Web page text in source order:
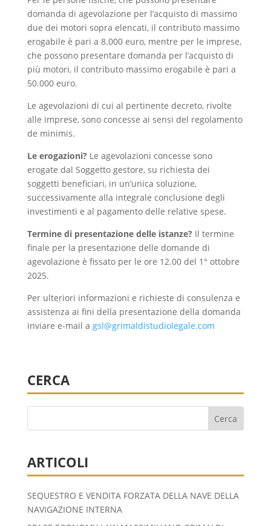
domanda di agevolazione per l’acquisto di massimo
due dei motori sopra elencati, il contributo massimo
erogabile è pari a 8.000 euro, mentre per le imprese,
che possono presentare domanda per l’acquisto di
più motori, il contributo massimo erogabile è pari a
50.000 euro.
Le agevolazioni di cui al pertinente decreto, rivolte
alle imprese, sono concesse ai sensi del regolamento
de minimis.
Le erogazioni? Le agevolazioni concesse sono
erogate dal Soggetto gestore, su richiesta dei
soggetti beneficiari, in un’unica soluzione,
successivamente alla integrale conclusione degli
investimenti e al pagamento delle relative spese.
Termine di presentazione delle istanze? Il termine
finale per la presentazione delle domande di
agevolazione è fissato per le ore 12.00 del 1° ottobre
2025.
Per ulteriori informazioni e richieste di consulenza e
assistenza ai fini della presentazione della domanda
inviare e-mail a gsl@grimaldistudiolegale.com
CERCA
ARTICOLI
SEQUESTRO E VENDITA FORZATA DELLA NAVE DELLA
NAVIGAZIONE INTERNA